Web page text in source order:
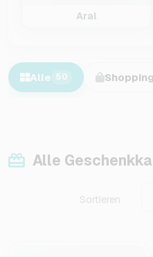
Aral
Alle 50 Shopping
Alle
Sortieren